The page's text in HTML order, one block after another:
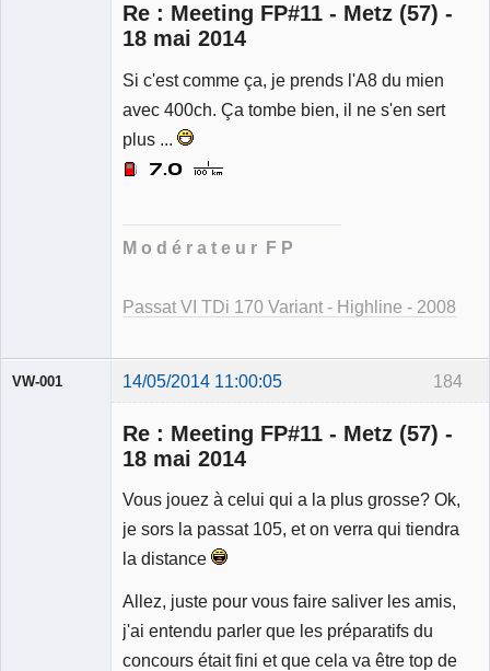
Re : Meeting FP#11 - Metz (57) -
18 mai 2014
Si c'est comme ça, je prends l'A8 du mien
avec 400ch. Ça tombe bien, il ne s'en sert
plus ...
M o d é r a t e u r F P
Passat VI TDi 170 Variant - Highline - 2008
184
VW-001 14/05/2014 11:00:05
Re : Meeting FP#11 - Metz (57) -
18 mai 2014
Vous jouez à celui qui a la plus grosse? Ok,
je sors la passat 105, et on verra qui tiendra
la distance
Allez, juste pour vous faire saliver les amis,
j'ai entendu parler que les préparatifs du
concours était fini et que cela va être top de